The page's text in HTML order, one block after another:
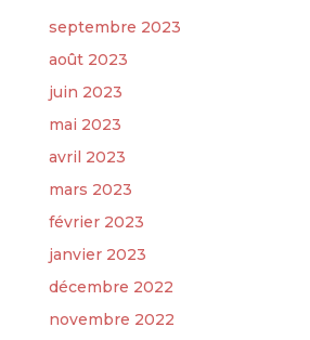
septembre 2023
août 2023
juin 2023
mai 2023
avril 2023
mars 2023
février 2023
janvier 2023
décembre 2022
novembre 2022